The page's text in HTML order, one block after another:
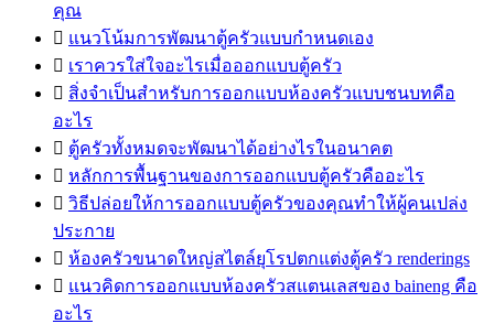
คุณ
 แนวโน้มการพัฒนาตู้ครัวแบบกำหนดเอง
 เราควรใส่ใจอะไรเมื่อออกแบบตู้ครัว
 สิ่งจำเป็นสำหรับการออกแบบห้องครัวแบบชนบทคือ
อะไร
 ตู้ครัวทั้งหมดจะพัฒนาได้อย่างไรในอนาคต
 หลักการพื้นฐานของการออกแบบตู้ครัวคืออะไร
 วิธีปล่อยให้การออกแบบตู้ครัวของคุณทำให้ผู้คนเปล่ง
ประกาย
 ห้องครัวขนาดใหญ่สไตล์ยุโรปตกแต่งตู้ครัว renderings
 แนวคิดการออกแบบห้องครัวสแตนเลสของ baineng คือ
อะไร